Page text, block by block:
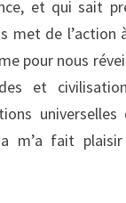
et qui sait
met de l’action
pour nous
et
m’a fait